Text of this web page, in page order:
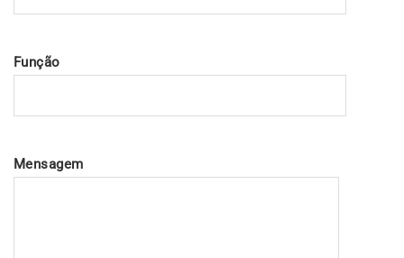
Função
Mensagem